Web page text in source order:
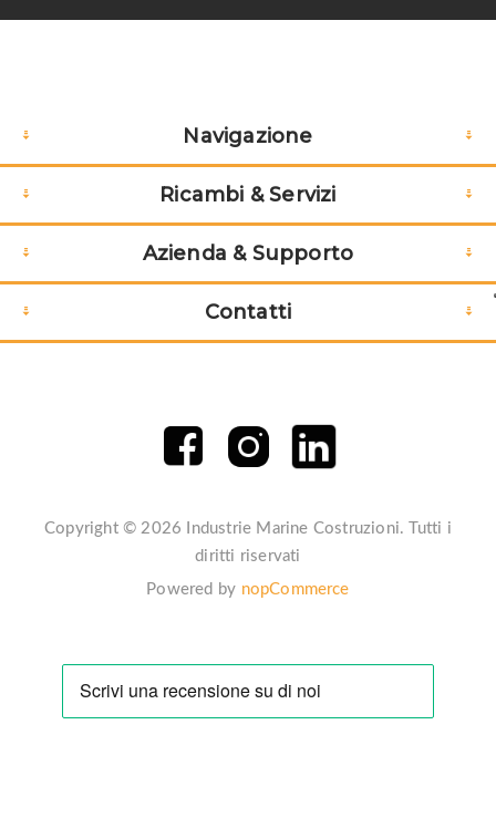
Navigazione
Ricambi & Servizi
Azienda & Supporto
Contatti
Copyright © 2026 Industrie Marine Costruzioni. Tutti i
diritti riservati
Powered by nopCommerce